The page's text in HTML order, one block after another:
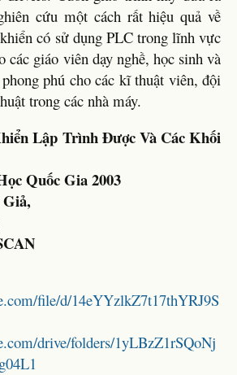
cứu một cách rất hiệu quả về
có sử dụng PLC trong lĩnh vực
các giáo viên dạy nghề, học sinh và
phú cho các kĩ thuật viên, đội
trong các nhà máy.
Lập Trình Được Và Các Khối
Quốc Gia 2003
file/d/14eYYzlkZ7t17thYRJ9S
drive/folders/1yLBzZ1rSQoNj